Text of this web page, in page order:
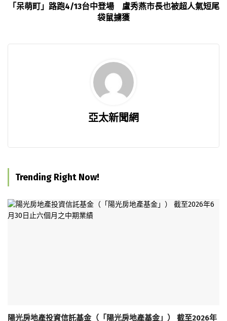
「呆萌町」路跑4/13台中登場 盧秀燕市長也被超人氣短尾
袋鼠擄獲
亞太新聞網
Trending Right Now!
陽光房地產投資信託基金（「陽光房地產基金」） 截至2026年